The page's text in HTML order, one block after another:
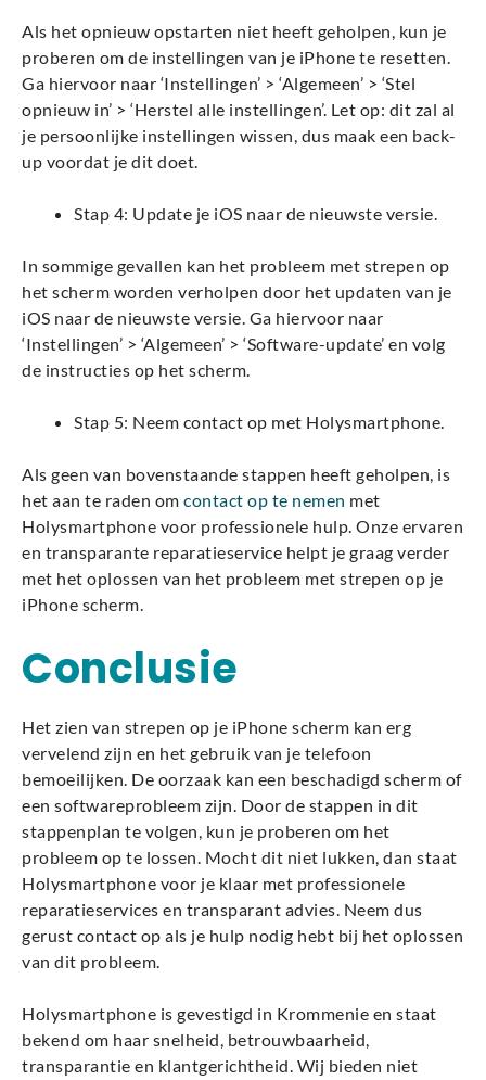
Als het opnieuw opstarten niet heeft geholpen, kun je
proberen om de instellingen van je iPhone te resetten.
Ga hiervoor naar ‘Instellingen’ > ‘Algemeen’ > ‘Stel
opnieuw in’ > ‘Herstel alle instellingen’. Let op: dit zal al
je persoonlijke instellingen wissen, dus maak een back-
up voordat je dit doet.
Stap 4: Update je iOS naar de nieuwste versie.
In sommige gevallen kan het probleem met strepen op
het scherm worden verholpen door het updaten van je
iOS naar de nieuwste versie. Ga hiervoor naar
‘Instellingen’ > ‘Algemeen’ > ‘Software-update’ en volg
de instructies op het scherm.
Stap 5: Neem contact op met Holysmartphone.
Als geen van bovenstaande stappen heeft geholpen, is
het aan te raden om contact op te nemen met
Holysmartphone voor professionele hulp. Onze ervaren
en transparante reparatieservice helpt je graag verder
met het oplossen van het probleem met strepen op je
iPhone scherm.
Conclusie
Het zien van strepen op je iPhone scherm kan erg
vervelend zijn en het gebruik van je telefoon
bemoeilijken. De oorzaak kan een beschadigd scherm of
een softwareprobleem zijn. Door de stappen in dit
stappenplan te volgen, kun je proberen om het
probleem op te lossen. Mocht dit niet lukken, dan staat
Holysmartphone voor je klaar met professionele
reparatieservices en transparant advies. Neem dus
gerust contact op als je hulp nodig hebt bij het oplossen
van dit probleem.
Holysmartphone is gevestigd in Krommenie en staat
bekend om haar snelheid, betrouwbaarheid,
transparantie en klantgerichtheid. Wij bieden niet